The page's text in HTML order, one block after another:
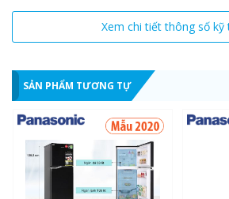
Tiết kiệm điện năng hiệu
biến Econavi
chính xác nhiệt độ cả trong và ngoài tủ,
để giữ lạnh cho thực phẩm bên trong mà
năng tiêu thụ.
Xem chi tiết thông số kỹ
SẢN PHẨM TƯƠNG TỰ